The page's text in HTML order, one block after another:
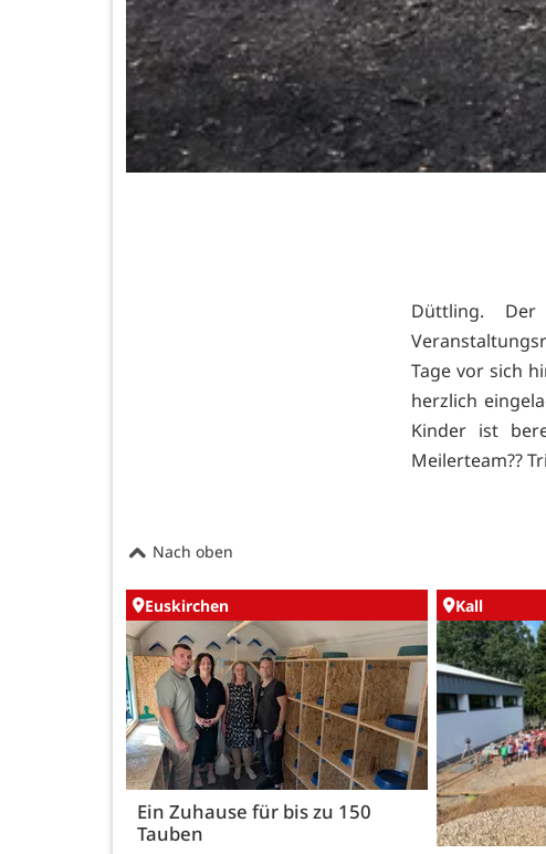
Düttling.
Tage vor sich
herzlich
Kinder ist
Meilerteam??
Nach oben
Euskirchen
Ein Zuhause für bis zu 150
Tauben
Kall